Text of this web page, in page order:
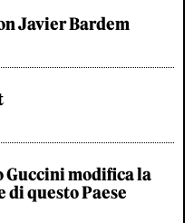
Javier Bardem
Guccini modifica la
questo Paese